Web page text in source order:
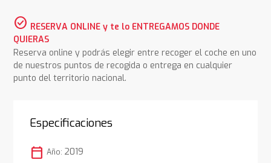
check_circle RESERVA ONLINE y te lo ENTREGAMOS DONDE
QUIERAS
Reserva online y podrás elegir entre recoger el coche en uno
de nuestros puntos de recogida o entrega en cualquier
punto del territorio nacional.
Especificaciones
calendar_today Año: 2019